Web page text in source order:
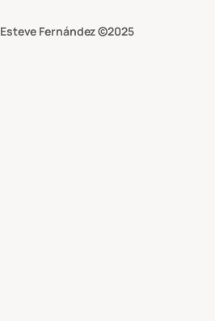
Esteve Fernández©2025